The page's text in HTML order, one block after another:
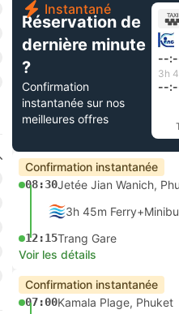
Instantané
Réservation de
dernière minute
?
Confirmation
instantanée sur nos
meilleures offres
--
3h
--
Confirmation instantanée
08:30Jetée Jian Wanich,
12:15Trang Gare
Voir les détails
Confirmation instantanée
07:00Kamala Plage, Phuket